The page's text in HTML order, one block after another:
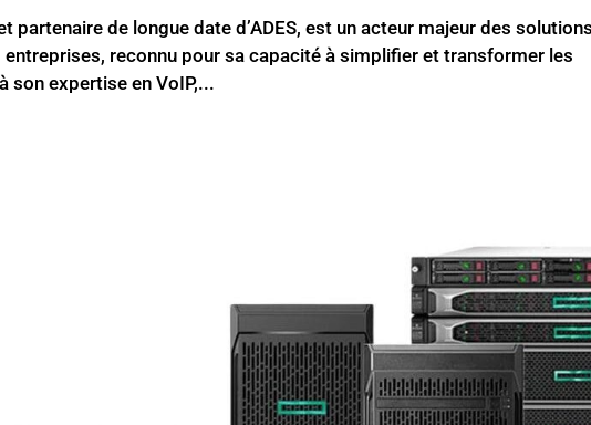
partenaire de longue date d’ADES, est un acteur majeur des
reconnu pour sa capacité à simplifier et transformer les
son expertise en VoIP,...